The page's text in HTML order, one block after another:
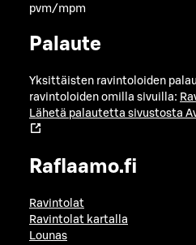
pvm/mpm
Palaute
Yksittäisten ravintoloiden
ravintoloiden omilla sivuilla:
Lähetä palautetta sivustosta
Raflaamo.fi
Ravintolat
Ravintolat kartalla
Lounas